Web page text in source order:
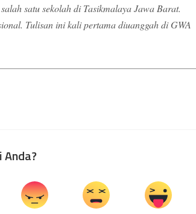
satu sekolah di Tasikmalaya Jawa Barat.
Tulisan ini kali pertama diuanggah di GWA